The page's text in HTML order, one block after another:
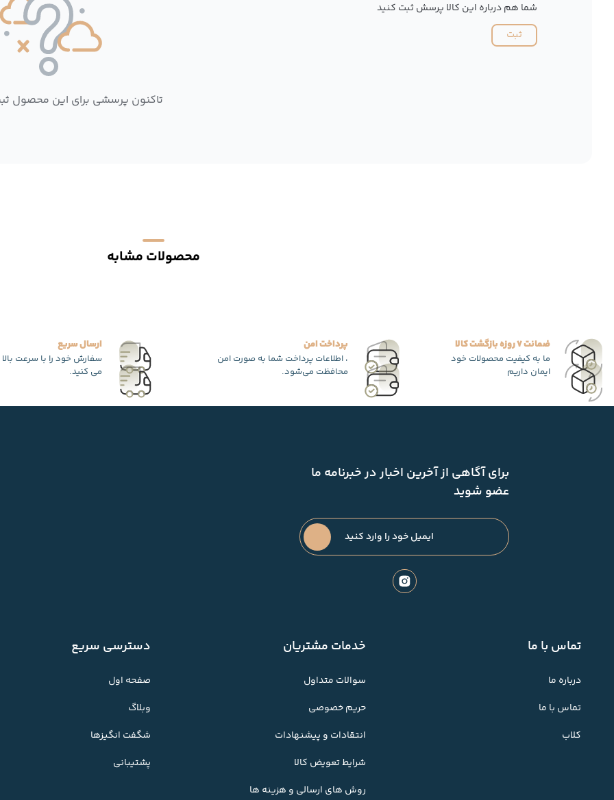
شما هم درباره این کالا پرسش ثبت کنید
ثبت
تاکنون پرسشی برای این محصول
محصولات مشابه
ضمانت 7 روزه بازگشت کالا
ما به کیفیت محصولات خود
ایمان داریم
پرداخت امن
، اطلاعات پرداخت شما به صورت امن
محافظت می‌شود.
ارسال سریع
سفارش خود را با سرعت
می کنید.
برای آگاهی از آخرین اخبار در خبرنامه ما
عضو شوید
تماس با ما
درباره ما
تماس با ما
کلاب
خدمات مشتریان
سوالات متداول
حریم خصوصی
انتقادات و پیشنهادات
شرایط تعویض کالا
روش های ارسالی و هزینه ها
دسترسی سریع
صفحه اول
وبلاگ
شگفت انگیزها
پشتیبانی